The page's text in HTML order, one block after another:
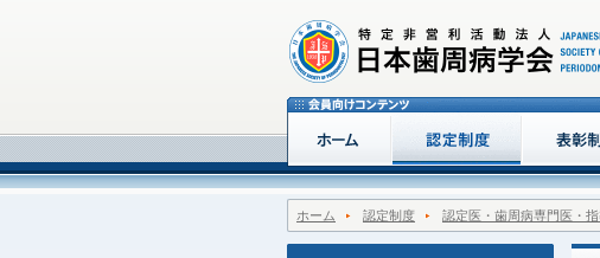
ホーム 認定制度 認定医・歯周病専門医・